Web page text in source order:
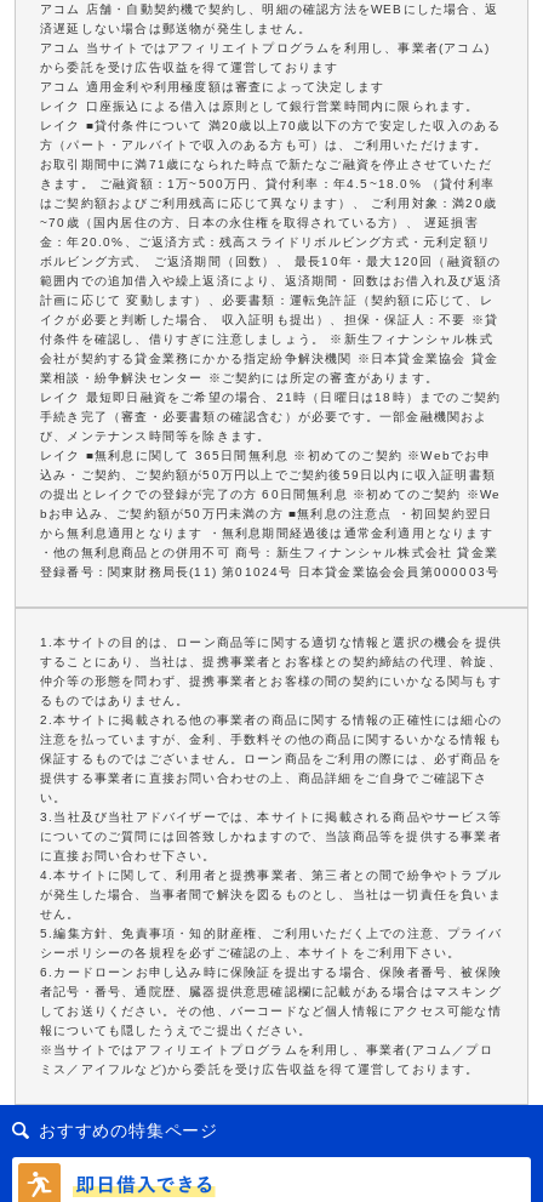
アコム 店舗・自動契約機で契約し、明細の確認方法をWEBにした場合、返
済遅延しない場合は郵送物が発生しません。
アコム 当サイトではアフィリエイトプログラムを利用し、事業者(アコム)
から委託を受け広告収益を得て運営しております
アコム 適用金利や利用極度額は審査によって決定します
レイク 口座振込による借入は原則として銀行営業時間内に限られます。
レイク ■貸付条件について 満20歳以上70歳以下の方で安定した収入のある
方（パート・アルバイトで収入のある方も可）は、ご利用いただけます。
お取引期間中に満71歳になられた時点で新たなご融資を停止させていただ
きます。 ご融資額：1万~500万円、貸付利率：年4.5~18.0% （貸付利率
はご契約額およびご利用残高に応じて異なります）、 ご利用対象：満20歳
~70歳（国内居住の方、日本の永住権を取得されている方）、 遅延損害
金：年20.0%、ご返済方式：残高スライドリボルビング方式・元利定額リ
ボルビング方式、 ご返済期間（回数）、 最長10年・最大120回（融資額の
範囲内での追加借入や繰上返済により、返済期間・回数はお借入れ及び返済
計画に応じて 変動します）、必要書類：運転免許証（契約額に応じて、レ
イクが必要と判断した場合、 収入証明も提出）、担保・保証人：不要 ※貸
付条件を確認し、借りすぎに注意しましょう。 ※新生フィナンシャル株式
会社が契約する貸金業務にかかる指定紛争解決機関 ※日本貸金業協会 貸金
業相談・紛争解決センター ※ご契約には所定の審査があります。
レイク 最短即日融資をご希望の場合、21時（日曜日は18時）までのご契約
手続き完了（審査・必要書類の確認含む）が必要です。一部金融機関およ
び、メンテナンス時間等を除きます。
レイク ■無利息に関して 365日間無利息 ※初めてのご契約 ※Webでお申
込み・ご契約、ご契約額が50万円以上でご契約後59日以内に収入証明書類
の提出とレイクでの登録が完了の方 60日間無利息 ※初めてのご契約 ※We
bお申込み、ご契約額が50万円未満の方 ■無利息の注意点 ・初回契約翌日
から無利息適用となります ・無利息期間経過後は通常金利適用となります
・他の無利息商品との併用不可 商号：新生フィナンシャル株式会社 貸金業
登録番号：関東財務局長(11) 第01024号 日本貸金業協会会員第000003号
1.本サイトの目的は、ローン商品等に関する適切な情報と選択の機会を提供
することにあり、当社は、提携事業者とお客様との契約締結の代理、斡旋、
仲介等の形態を問わず、提携事業者とお客様の間の契約にいかなる関与もす
るものではありません。
2.本サイトに掲載される他の事業者の商品に関する情報の正確性には細心の
注意を払っていますが、金利、手数料その他の商品に関するいかなる情報も
保証するものではございません。ローン商品をご利用の際には、必ず商品を
提供する事業者に直接お問い合わせの上、商品詳細をご自身でご確認下さ
い。
3.当社及び当社アドバイザーでは、本サイトに掲載される商品やサービス等
についてのご質問には回答致しかねますので、当該商品等を提供する事業者
に直接お問い合わせ下さい。
4.本サイトに関して、利用者と提携事業者、第三者との間で紛争やトラブル
が発生した場合、当事者間で解決を図るものとし、当社は一切責任を負いま
せん。
5.編集方針、免責事項・知的財産権、ご利用いただく上での注意、プライバ
シーポリシーの各規程を必ずご確認の上、本サイトをご利用下さい。
6.カードローンお申し込み時に保険証を提出する場合、保険者番号、被保険
者記号・番号、通院歴、臓器提供意思確認欄に記載がある場合はマスキング
してお送りください。その他、バーコードなど個人情報にアクセス可能な情
報についても隠したうえでご提出ください。
※当サイトではアフィリエイトプログラムを利用し、事業者(アコム／プロ
ミス／アイフルなど)から委託を受け広告収益を得て運営しております。
おすすめの特集ページ